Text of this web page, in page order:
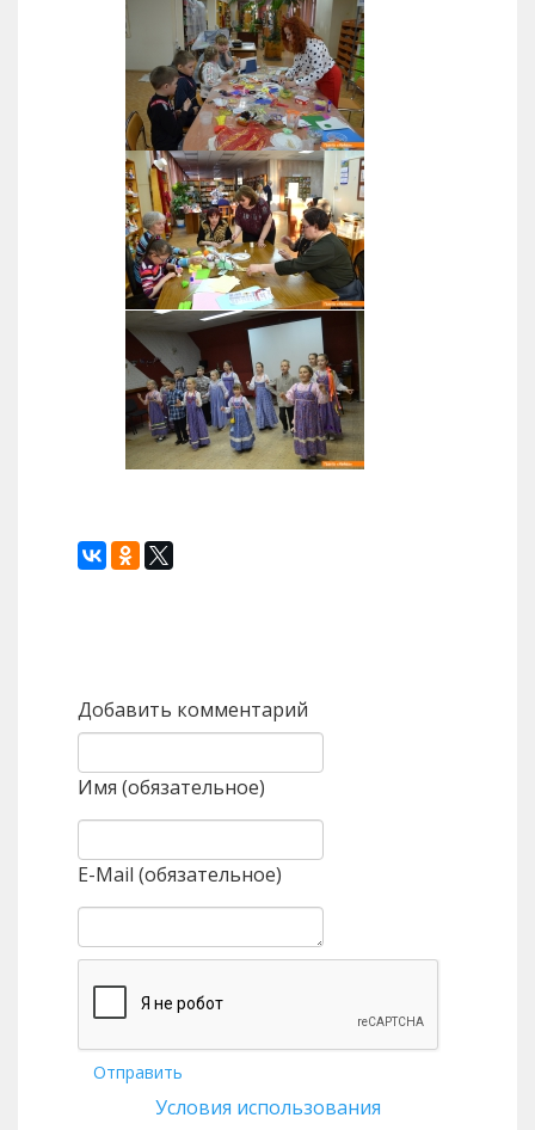
Добавить комментарий
Имя (обязательное)
E-Mail (обязательное)
Отправить
Условия использования